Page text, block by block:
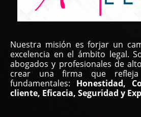
Nuestra misión es forjar un
excelencia en el ámbito legal.
abogados y profesionales de
crear una firma que refleja
fundamentales: Honestidad,
cliente, Eficacia, Seguridad y